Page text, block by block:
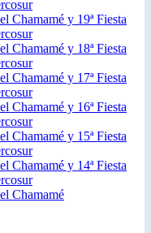
Chamamé y 19ª Fiesta
Chamamé y 18ª Fiesta
Chamamé y 17ª Fiesta
Chamamé y 16ª Fiesta
Chamamé y 15ª Fiesta
Chamamé y 14ª Fiesta
Chamamé